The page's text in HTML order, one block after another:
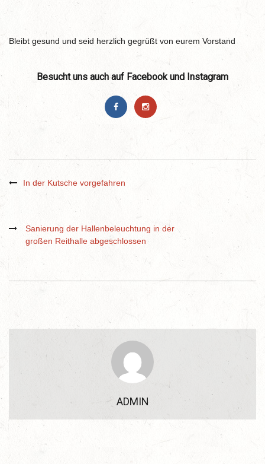
Bleibt gesund und seid herzlich gegrüßt von eurem Vorstand
Besucht uns auch auf Facebook und Instagram
In der Kutsche vorgefahren
Sanierung der Hallenbeleuchtung in der
großen Reithalle abgeschlossen
ADMIN